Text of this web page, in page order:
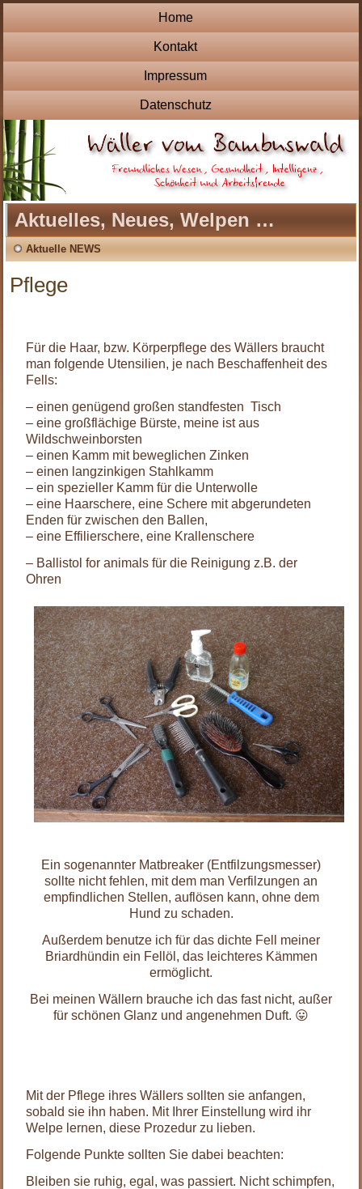
Home
Kontakt
Impressum
Datenschutz
Aktuelles, Neues, Welpen …
Aktuelle NEWS
Pflege
Für die Haar, bzw. Körperpflege des Wällers braucht
man folgende Utensilien, je nach Beschaffenheit des
Fells:
– einen genügend großen standfesten Tisch
– eine großflächige Bürste, meine ist aus
Wildschweinborsten
– einen Kamm mit beweglichen Zinken
– einen langzinkigen Stahlkamm
– ein spezieller Kamm für die Unterwolle
– eine Haarschere, eine Schere mit abgerundeten
Enden für zwischen den Ballen,
– eine Effilierschere, eine Krallenschere
– Ballistol for animals für die Reinigung z.B. der
Ohren
Ein sogenannter Matbreaker (Entfilzungsmesser)
sollte nicht fehlen, mit dem man Verfilzungen an
empfindlichen Stellen, auflösen kann, ohne dem
Hund zu schaden.
Außerdem benutze ich für das dichte Fell meiner
Briardhündin ein Fellöl, das leichteres Kämmen
ermöglicht.
Bei meinen Wällern brauche ich das fast nicht, außer
für schönen Glanz und angenehmen Duft. 😛
Mit der Pflege ihres Wällers sollten sie anfangen,
sobald sie ihn haben. Mit Ihrer Einstellung wird ihr
Welpe lernen, diese Prozedur zu lieben.
Folgende Punkte sollten Sie dabei beachten:
Bleiben sie ruhig, egal, was passiert. Nicht schimpfen,